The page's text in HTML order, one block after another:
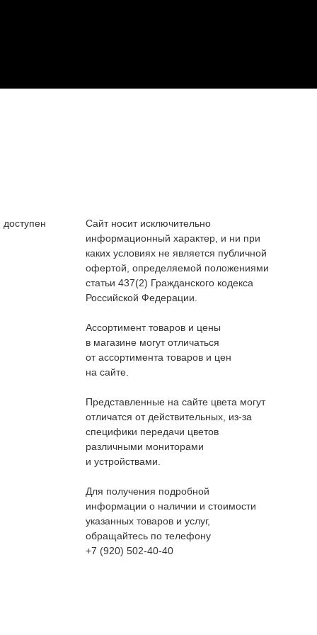
Сайт носит исключительно
информационный характер, и ни при
каких условиях не является публичной
офертой, определяемой положениями
статьи 437(2) Гражданского кодекса
Российской Федерации.
Ассортимент товаров и цены
в магазине могут отличаться
от ассортимента товаров и цен
на сайте.
Представленные на сайте цвета могут
отличатся от действительных, из-за
специфики передачи цветов
различными мониторами
и устройствами.
Для получения подробной
информации о наличии и стоимости
указанных товаров и услуг,
обращайтесь по телефону
+7 (920) 502-40-40